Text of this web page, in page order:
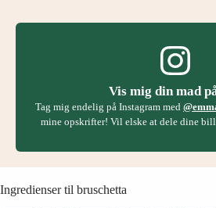
Vis mig din mad
Tag mig endelig på Instagram med
mine opskrifter! Vil elske at dele dine
Ingredienser til bruschetta